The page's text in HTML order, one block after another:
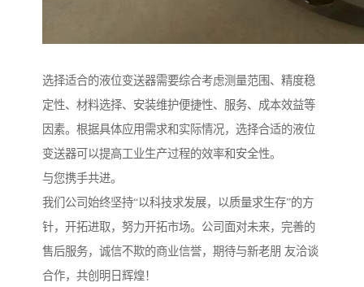
选择适合的液位变送器需要综合考虑测量范围、精度稳
定性、材料选择、安装维护便捷性、服务、成本效益等
因素。根据具体应用需求和实际情况，选择合适的液位
变送器可以提高工业生产过程的效率和安全性。
与您携手共进。
我们公司始终坚持“以科技求发展，以质量求生存”的方
针，开拓进取，努力开拓市场。公司面对未来，完善的
售后服务，诚信不欺的商业信誉，期待与新老朋 友洽谈
合作，共创明日辉煌！